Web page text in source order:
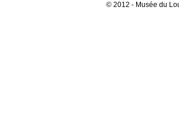
© 2012 - Musée du